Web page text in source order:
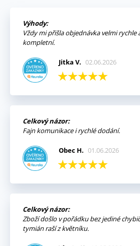
Výhody:
Vždy mi přišla objednávka velmi rychle
kompletní.
Jitka V. 02.06.2026
Celkový názor:
Fajn komunikace i rychlé dodání.
Obec H. 01.06.2026
Celkový názor:
Zboží došlo v pořádku bez jediné
tymián raší z květníku.